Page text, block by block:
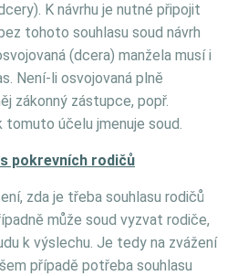
K návrhu je nutné připojit
tohoto souhlasu soud návrh
(dcera) manžela musí i
Není-li osvojovaná plně
zákonný zástupce, popř.
účelu jmenuje soud.
pokrevních rodičů
zda je třeba souhlasu rodičů
může soud vyzvat rodiče,
k výslechu. Je tedy na zvážení
případě potřeba souhlasu